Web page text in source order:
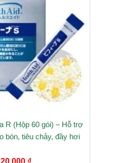
R (Hộp 60 gói) – Hỗ trợ
bón, tiêu chảy, đầy hơi
₫